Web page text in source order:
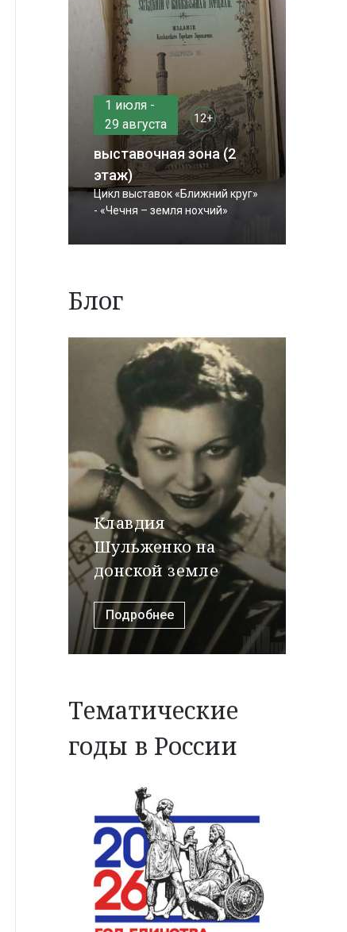
1 июля -
29 августа
12+
выставочная зона (2
этаж)
Цикл выставок «Ближний круг»
- «Чечня – земля нохчий»
Блог
Клавдия
Шульженко на
донской земле
Подробнее
Тематические
годы в России